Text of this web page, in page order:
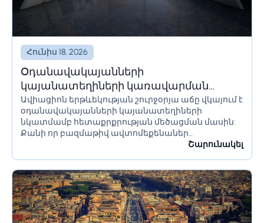
Հունիս 18, 2026
Օդանավակայանների
կայանատեղիների կառավարման
լուծումներ և համակարգեր
Ավիացիոն երթևեկության շուրջօրյա աճը վկայում է
օդանավակայանների կայանատեղիների
նկատմամբ հետաքրքրության մեծացման մասին:
Քանի որ բազմաթիվ ավտոմեքենաներ
օդանավակայանի տարածքում մնում են երկար
ճիշտ հաշվարկվեն՝ անցանկալի հետևանքներից
խուսափելու համար:...
Շարունակել